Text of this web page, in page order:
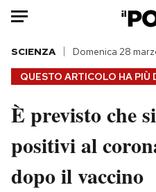
HOME
Italia
Politica
Tecnologia
QUESTO ARTICOLO HA PIÙ
SCIENZA Domenica 28
È previsto che
positivi al
dopo il vaccino